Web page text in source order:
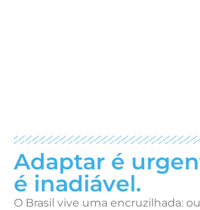
Adaptar é
é inadiável.
O Brasil vive uma encruzilhada: